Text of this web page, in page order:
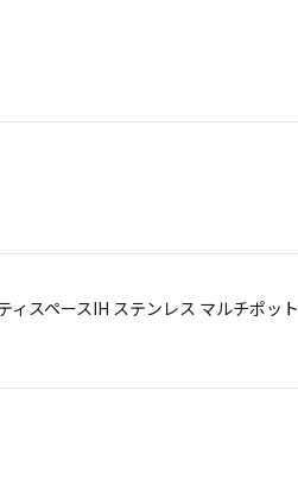
スペースIH ステンレス マルチポット